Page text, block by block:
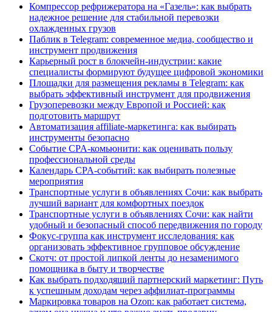
Компрессор рефрижератора на «Газель»: как выбрать
надежное решение для стабильной перевозки
охлажденных грузов
Паблик в Telegram: современное медиа, сообщество и
инструмент продвижения
Карьерный рост в блокчейн-индустрии: какие
специалисты формируют будущее цифровой экономики
Площадки для размещения рекламы в Telegram: как
выбрать эффективный инструмент для продвижения
Грузоперевозки между Европой и Россией: как
подготовить маршрут
Автоматизация affiliate-маркетинга: как выбирать
инструменты безопасно
Событие CPA-комьюнити: как оценивать пользу
профессиональной среды
Календарь CPA-событий: как выбирать полезные
мероприятия
Транспортные услуги в объявлениях Сочи: как выбрать
лучший вариант для комфортных поездок
Транспортные услуги в объявлениях Сочи: как найти
удобный и безопасный способ передвижения по городу
Фокус-группа как инструмент исследования: как
организовать эффективное групповое обсуждение
Скотч: от простой липкой ленты до незаменимого
помощника в быту и творчестве
Как выбрать подходящий партнерский маркетинг: Путь
к успешным доходам через аффилиат-программы
Маркировка товаров на Ozon: как работает система,